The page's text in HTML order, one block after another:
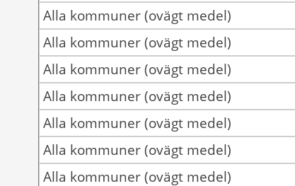
Alla kommuner (ovägt medel)
Alla kommuner (ovägt medel)
Alla kommuner (ovägt medel)
Alla kommuner (ovägt medel)
Alla kommuner (ovägt medel)
Alla kommuner (ovägt medel)
Alla kommuner (ovägt medel)